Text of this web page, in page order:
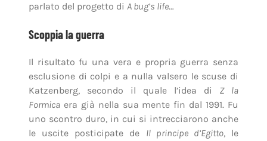
parlato del progetto di A bug’s life…
Scoppia la guerra
Il risultato fu una vera e propria guerra senza
esclusione di colpi e a nulla valsero le scuse di
Katzenberg, secondo il quale l’idea di Z la
Formicaera già nella sua mente fin dal 1991. Fu
uno scontro duro, in cui si intrecciarono anche
le uscite posticipate de Il principe d’Egitto, le